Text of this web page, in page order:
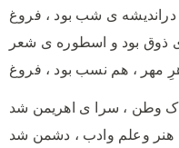
ی شب بود ، فروغ
ی ذوق بود و اسطوره ی شعر
مهر ، هم نسب بود ، فروغ
وطن ، سرا ی اهریمن شد
هنر وعلم وادب ، دشمن شد